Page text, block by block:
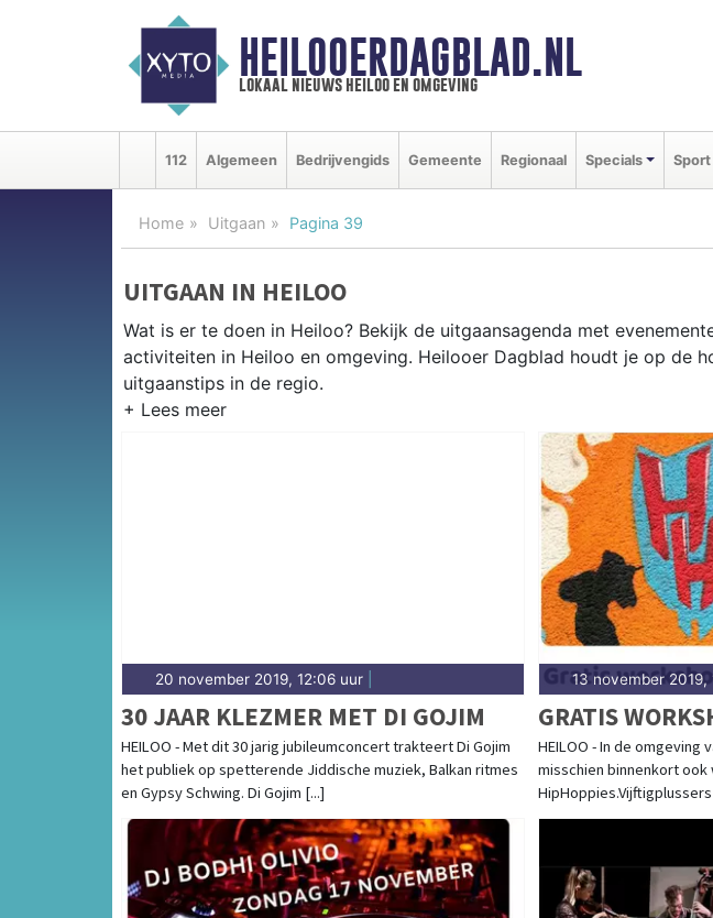
HEILOOERDAGBLAD.NL
lokaal nieuws heiloo en omgeving
112 Algemeen Bedrijvengids Gemeente Regionaal Specials Sport
Home Uitgaan Pagina 39
UITGAAN IN HEILOO
Wat is er te doen in Heiloo? Bekijk de uitgaansagenda met
activiteiten in Heiloo en omgeving. Heilooer Dagblad houdt je op de
uitgaanstips in de regio.
Van markten en culturele evenementen tot muziekfestivals en
20 november 2019, 12:06 uur
30 JAAR KLEZMER MET DI GOJIM
HEILOO - Met dit 30 jarig jubileumconcert trakteert Di Gojim
het publiek op spetterende Jiddische muziek, Balkan ritmes
en Gypsy Schwing. Di Gojim [...]
13 november 2019,
GRATIS
HEILOO - In de omgeving
misschien binnenkort ook